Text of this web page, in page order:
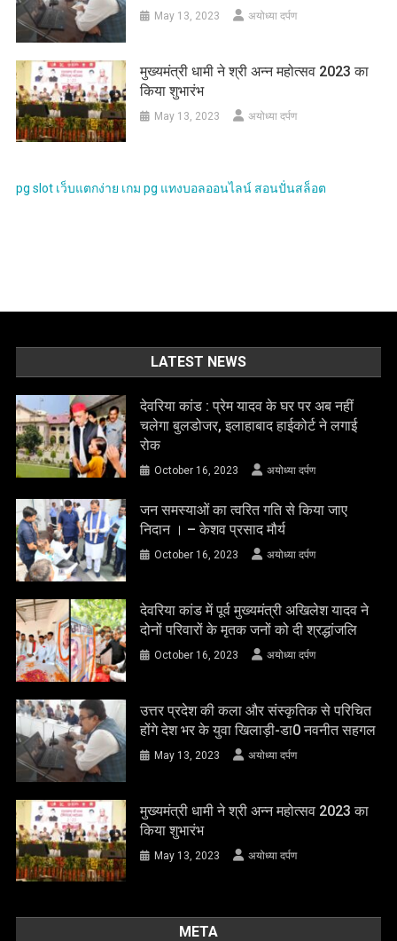
May 13, 2023 अयोध्या दर्पण
मुख्यमंत्री धामी ने श्री अन्न महोत्सव 2023 का
किया शुभारंभ
May 13, 2023 अयोध्या दर्पण
pg slot เว็บแตกง่าย เกม pg แทงบอลออนไลน์ สอนปั่นสล็อต
LATEST NEWS
देवरिया कांड : प्रेम यादव के घर पर अब नहीं
चलेगा बुलडोजर, इलाहाबाद हाईकोर्ट ने लगाई
रोक
October 16, 2023 अयोध्या दर्पण
जन समस्याओं का त्वरित गति से किया जाए
निदान । – केशव प्रसाद मौर्य
October 16, 2023 अयोध्या दर्पण
देवरिया कांड में पूर्व मुख्यमंत्री अखिलेश यादव ने
दोनों परिवारों के मृतक जनों को दी श्रद्धांजलि
October 16, 2023 अयोध्या दर्पण
उत्तर प्रदेश की कला और संस्कृतिक से परिचित
होंगे देश भर के युवा खिलाड़ी-डा0 नवनीत सहगल
May 13, 2023 अयोध्या दर्पण
मुख्यमंत्री धामी ने श्री अन्न महोत्सव 2023 का
किया शुभारंभ
May 13, 2023 अयोध्या दर्पण
META